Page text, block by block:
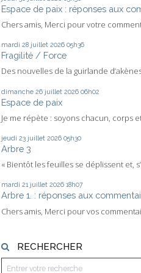
Espace de paix : réponses aux
Chers amis, Merci pour votre
mardi 28 juillet 2026 05h36
Fragilité / Force
Des nouvelles de la guirlande
dimanche 26 juillet 2026 06h02
Espace de paix
Je me répète : soyons chacun, corps
jeudi 23 juillet 2026 05h30
Arbre 3
« Bientôt les feuilles se déplissent et,
mardi 21 juillet 2026 18h07
Arbre 1. : réponses aux
Chers amis, Merci pour vos
RECHERCHER